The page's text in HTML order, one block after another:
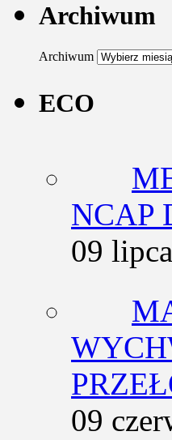
Archiwum
Archiwum
ECO
NCAP
09
09